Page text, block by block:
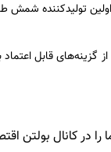
قابل
در کانال بولتن